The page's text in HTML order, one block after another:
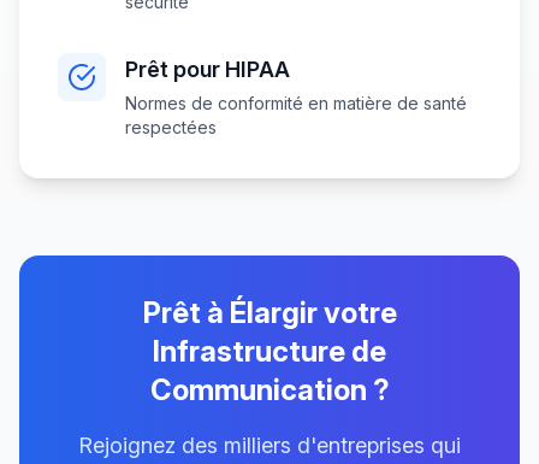
Prêt pour HIPAA
Normes de conformité en matière de santé
respectées
Prêt à Élargir votre
Infrastructure de
Communication ?
Rejoignez des milliers d'entreprises qui